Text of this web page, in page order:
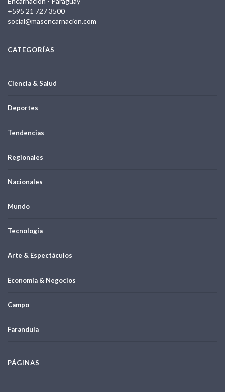
+595 21 727 3500
social@masencarnacion.com
CATEGORÍAS
Ciencia & Salud
Deportes
Tendencias
Regionales
Nacionales
Mundo
Tecnología
Arte & Espectáculos
Economía & Negocios
Campo
Farandula
PÁGINAS